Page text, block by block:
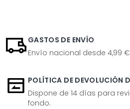
GASTOS DE ENVÍO
Envío nacional desde 4,99
POLÍTICA DE DEVOLUCIÓN
Dispone de 14 días para
fondo.